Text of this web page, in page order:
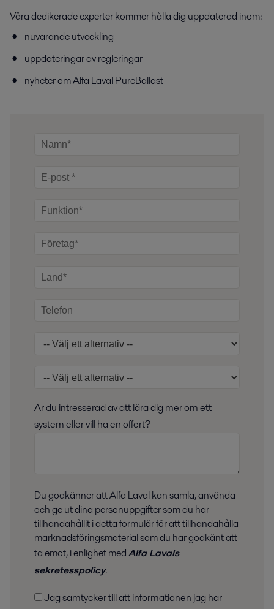
Våra dedikerade experter kommer hålla dig uppdaterad inom:
nuvarande utveckling
uppdateringar av regleringar
nyheter om Alfa Laval PureBallast
Är du intresserad av att lära dig mer om ett
system eller vill ha en offert?
Du godkänner att Alfa Laval kan samla, använda
och ge ut dina personuppgifter som du har
tillhandahållit i detta formulär för att tillhandahålla
marknadsföringsmaterial som du har godkänt att
ta emot, i enlighet medAlfa Lavals
sekretesspolicy.